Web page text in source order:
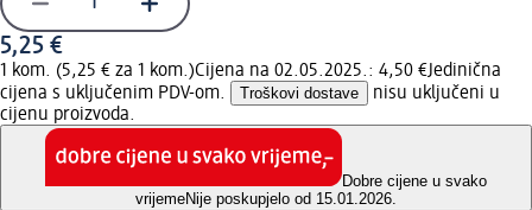
5,25 €
1 kom. (5,25 € za 1 kom.)Cijena na 02.05.2025.: 4,50 €Jedinična
cijena s uključenim PDV-om.
Troškovi dostave
nisu uključeni u
cijenu proizvoda.
Dobre cijene u svako
vrijemeNije poskupjelo od 15.01.2026.